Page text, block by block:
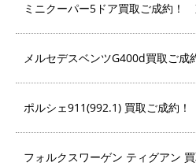
ミニクーパー5ドア買取ご成約！
メルセデスベンツG400d買取ご
ポルシェ911(992.1) 買取ご成約
フォルクスワーゲン ティグアン